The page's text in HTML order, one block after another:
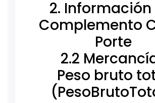
2. Información
Complemento
Porte
2.2
Peso bruto